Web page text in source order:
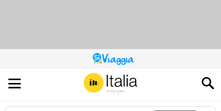
QUESTO
SITO
CONTRIBUISCE
ALL’AUDIENCE
DI